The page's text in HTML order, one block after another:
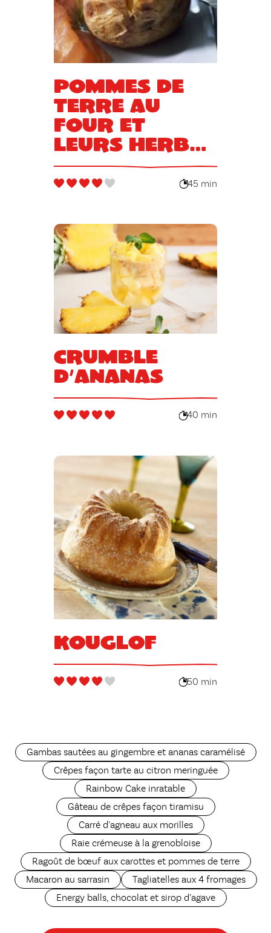
Pommes de
terre au
four et
leurs herbes
de Provence
45 min
Crumble
d’ananas
40 min
Kouglof
50 min
Gambas sautées au gingembre et ananas caramélisé
Crêpes façon tarte au citron meringuée
Rainbow Cake inratable
Gâteau de crêpes façon tiramisu
Carré d’agneau aux morilles
Raie crémeuse à la grenobloise
Ragoût de bœuf aux carottes et pommes de terre
Macaron au sarrasin
Tagliatelles aux 4 fromages
Energy balls, chocolat et sirop d’agave